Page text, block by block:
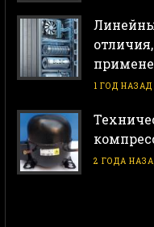
1 ГОД НАЗАД
2 ГОДА